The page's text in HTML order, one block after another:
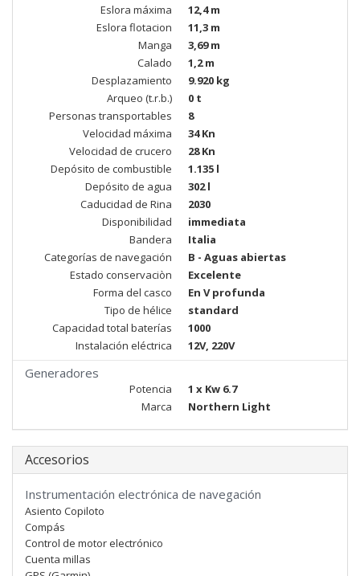
Eslora máxima
12,4 m
Eslora flotacion
11,3 m
Manga
3,69 m
Calado
1,2 m
Desplazamiento
9.920 kg
Arqueo (t.r.b.)
0 t
Personas transportables
8
Velocidad máxima
34 Kn
Velocidad de crucero
28 Kn
Depósito de combustible
1.135 l
Depósito de agua
302 l
Caducidad de Rina
2030
Disponibilidad
immediata
Bandera
Italia
Categorías de navegación
B - Aguas abiertas
Estado conservaciòn
Excelente
Forma del casco
En V profunda
Tipo de hélice
standard
Capacidad total baterías
1000
Instalación eléctrica
12V, 220V
Generadores
Potencia
1 x Kw 6.7
Marca
Northern Light
Accesorios
Instrumentación electrónica de navegación
Asiento Copiloto
Compás
Control de motor electrónico
Cuenta millas